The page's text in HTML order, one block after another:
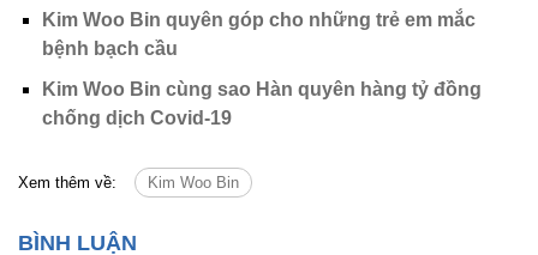
Kim Woo Bin quyên góp cho những trẻ em mắc
bệnh bạch cầu
Kim Woo Bin cùng sao Hàn quyên hàng tỷ đồng
chống dịch Covid-19
Xem thêm về: Kim Woo Bin